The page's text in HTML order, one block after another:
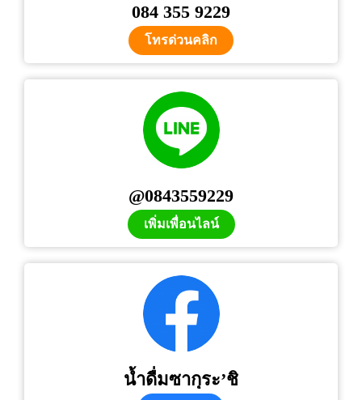
084 355 9229
โทรด่วนคลิก
@0843559229
เพิ่มเพื่อนไลน์
น้ำดื่มซากุระ’ชิ